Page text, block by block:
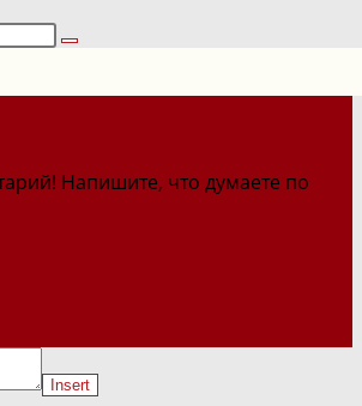
Напишите, что думаете по
Insert